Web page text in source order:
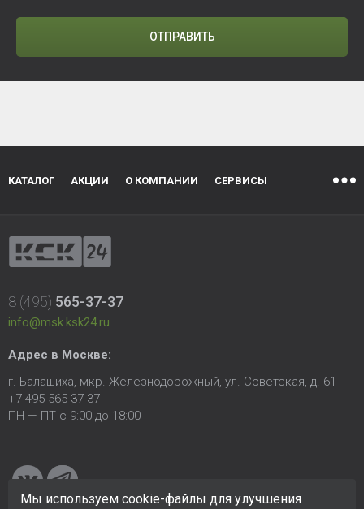
ОТПРАВИТЬ
КАТАЛОГ АКЦИИ О КОМПАНИИ СЕРВИСЫ
8 (495) 565-37-37
info@msk.ksk24.ru
Адрес в Москве:
г. Балашиха, мкр. Железнодорожный, ул. Советская, д. 61
+7 495 565-37-37
ПН — ПТ с 9:00 до 18:00
Мы используем cookie-файлы для улучшения